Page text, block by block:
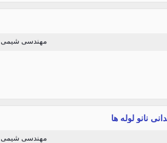
مهندسی شیمی
مهندسی شیمی